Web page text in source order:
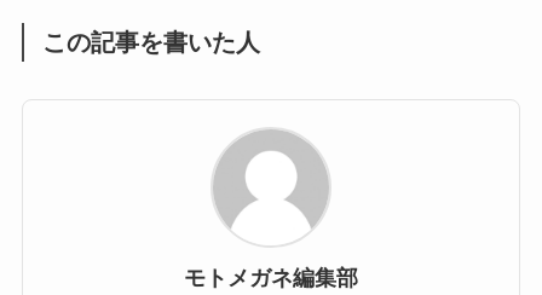
この記事を書いた人
モトメガネ編集部